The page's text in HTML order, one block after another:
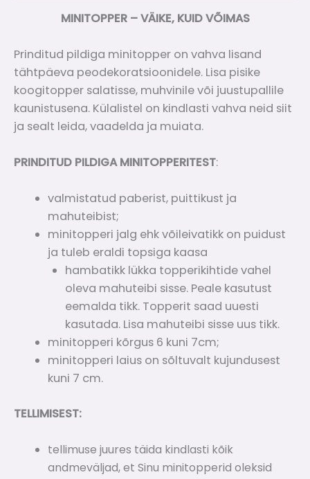
MINITOPPER – VÄIKE, KUID VÕIMAS
Prinditud pildiga minitopper on vahva lisand
tähtpäeva peodekoratsioonidele. Lisa pisike
koogitopper salatisse, muhvinile või juustupallile
kaunistusena. Külalistel on kindlasti vahva neid siit
ja sealt leida, vaadelda ja muiata.
PRINDITUD PILDIGA MINITOPPERITEST:
valmistatud paberist, puittikust ja
mahuteibist;
minitopperi jalg ehk võileivatikk on puidust
ja tuleb eraldi topsiga kaasa
hambatikk lükka topperikihtide vahel
oleva mahuteibi sisse. Peale kasutust
eemalda tikk. Topperit saad uuesti
kasutada. Lisa mahuteibi sisse uus tikk.
minitopperi kõrgus 6 kuni 7cm;
minitopperi laius on sõltuvalt kujundusest
kuni 7 cm.
TELLIMISEST:
tellimuse juures täida kindlasti kõik
andmeväljad, et Sinu minitopperid oleksid